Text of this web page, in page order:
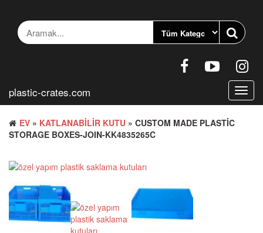
aç/
plastic-crates.com
EV » KATLANABILIR KUTU » CUSTOM MADE PLASTIC
STORAGE BOXES-JOIN-KK4835265C